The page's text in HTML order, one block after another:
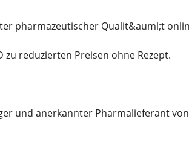
pharmazeutischer Qualit&auml;t
zu reduzierten Preisen ohne Rezept.
und anerkannter Pharmalieferant